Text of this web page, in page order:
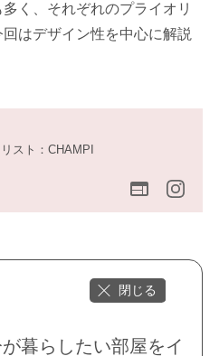
く、それぞれのプライオリ
はデザイン性を中心に解説
スト：CHAMPI
暮らしたい部屋をイ